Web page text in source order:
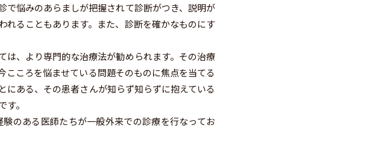
で悩みのあらましが把握されて診断がつき、説明が
れることもあります。また、診断を確かなものにす
は、より専門的な治療法が勧められます。その治療
ころを悩ませている問題そのものに焦点を当てる
にある、その患者さんが知らず知らずに抱えている
。
のある医師たちが一般外来での診療を行なってお